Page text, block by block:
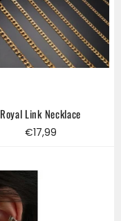
Royal Link Necklace
Regular
€17,99